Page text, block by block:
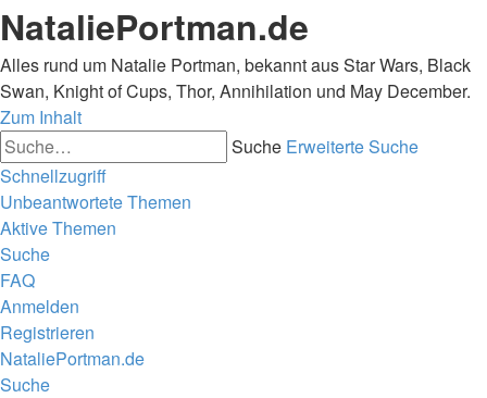
NataliePortman.de
Alles rund um Natalie Portman, bekannt aus Star Wars, Black
Swan, Knight of Cups, Thor, Annihilation und May December.
Zum Inhalt
Suche Erweiterte Suche
Schnellzugriff
Unbeantwortete Themen
Aktive Themen
Suche
FAQ
Anmelden
Registrieren
NataliePortman.de
Suche